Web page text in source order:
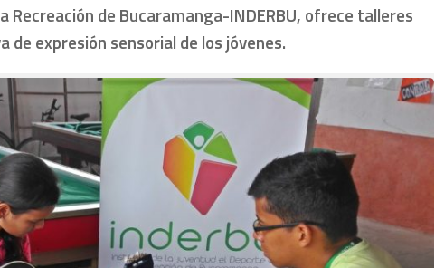
Recreación de Bucaramanga-INDERBU, ofrece talleres
expresión sensorial de los jóvenes.